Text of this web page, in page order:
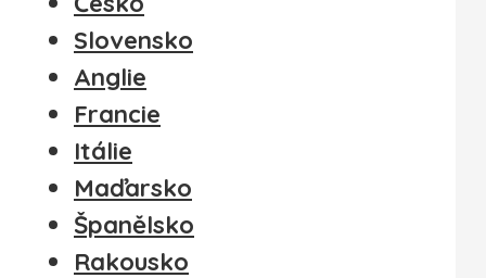
Slovensko
Anglie
Francie
Itálie
Maďarsko
Španělsko
Rakousko